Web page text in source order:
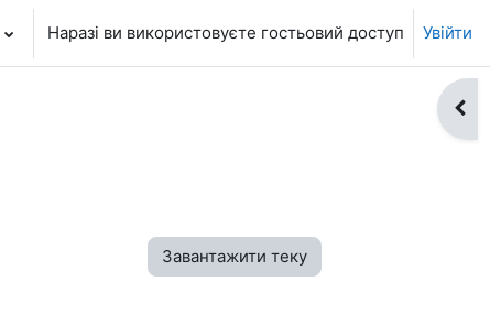
Наразі ви використовуєте гостьовий доступ
Увійти
Завантажити теку